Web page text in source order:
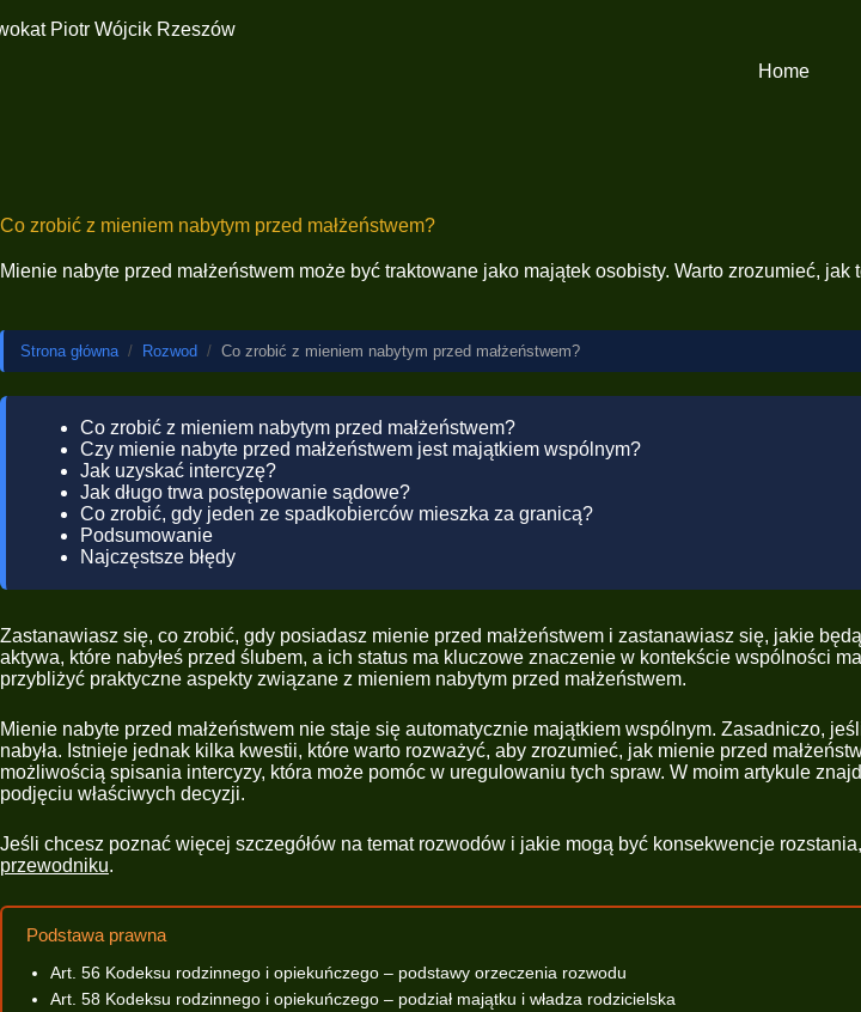
Home
Co zrobić z mieniem nabytym przed małżeństwem?
Mienie nabyte przed małżeństwem może być traktowane jako majątek osobisty. Warto zrozumieć, jak
Strona główna / Rozwod / Co zrobić z mieniem nabytym przed małżeństwem?
Co zrobić z mieniem nabytym przed małżeństwem?
Czy mienie nabyte przed małżeństwem jest majątkiem wspólnym?
Jak uzyskać intercyzę?
Jak długo trwa postępowanie sądowe?
Co zrobić, gdy jeden ze spadkobierców mieszka za granicą?
Podsumowanie
Najczęstsze błędy
Zastanawiasz się, co zrobić, gdy posiadasz mienie przed małżeństwem i zastanawiasz się, jakie
aktywa, które nabyłeś przed ślubem, a ich status ma kluczowe znaczenie w kontekście wspólności
przybliżyć praktyczne aspekty związane z mieniem nabytym przed małżeństwem.
Mienie nabyte przed małżeństwem nie staje się automatycznie majątkiem wspólnym. Zasadniczo,
nabyła. Istnieje jednak kilka kwestii, które warto rozważyć, aby zrozumieć, jak mienie przed
możliwością spisania intercyzy, która może pomóc w uregulowaniu tych spraw. W moim artykule
podjęciu właściwych decyzji.
Jeśli chcesz poznać więcej szczegółów na temat rozwodów i jakie mogą być konsekwencje
przewodniku.
Podstawa prawna
Art. 56 Kodeksu rodzinnego i opiekuńczego – podstawy orzeczenia rozwodu
Art. 58 Kodeksu rodzinnego i opiekuńczego – podział majątku i władza rodzicielska